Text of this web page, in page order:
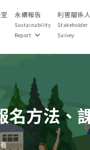
永續報告
Sustainability
Report
利害關係
Stakeholder
Survey
名方法、